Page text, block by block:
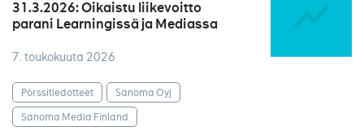
31.3.2026: Oikaistu liikevoitto
parani Learningissä ja Mediassa
7. toukokuuta 2026
Pörssitiedotteet
Sanoma Oyj
Sanoma Media Finland